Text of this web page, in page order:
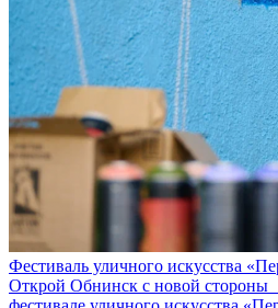
Фестиваль уличного искусства
Открой Обнинск с новой